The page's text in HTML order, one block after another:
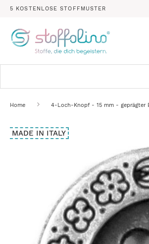
5 KOSTENLOSE STOFFMUSTER
Home 4-Loch-Knopf - 15 mm - geprägter
Zum
Ende
MADE IN ITALY